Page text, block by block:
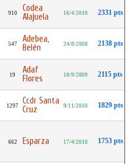
910
Codea
Alajuela
16/4/2010 2331 pts
547
Adebea,
Belén
24/8/2008 2138 pts
19
Adaf
Flores
18/9/2009 2115 pts
1297
Ccdr Santa
Cruz
9/11/2010 1829 pts
662 Esparza 17/4/2010 1753 pts